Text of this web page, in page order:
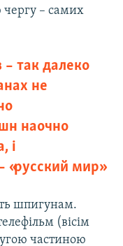
чергу – самих
– так далеко
не
наочно
і
«русский мир»
шпигунам.
(вісім
частиною